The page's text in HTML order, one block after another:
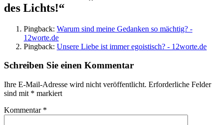
des Lichts!“
Pingback: Warum sind meine Gedanken so mächtig? -
12worte.de
Pingback: Unsere Liebe ist immer egoistisch? - 12worte.de
Schreiben Sie einen Kommentar
Ihre E-Mail-Adresse wird nicht veröffentlicht. Erforderliche Felder
sind mit * markiert
Kommentar *